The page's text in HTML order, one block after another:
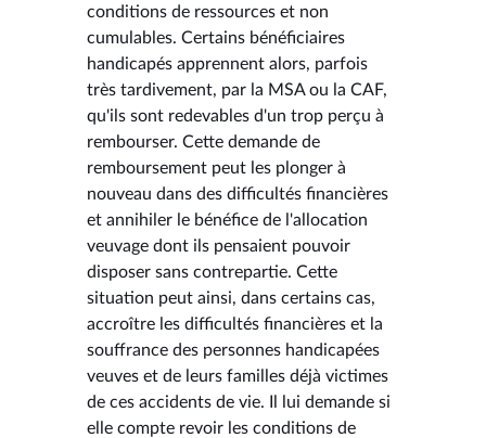
conditions de ressources et non
cumulables. Certains bénéficiaires
handicapés apprennent alors, parfois
très tardivement, par la MSA ou la CAF,
qu'ils sont redevables d'un trop perçu à
rembourser. Cette demande de
remboursement peut les plonger à
nouveau dans des difficultés financières
et annihiler le bénéfice de l'allocation
veuvage dont ils pensaient pouvoir
disposer sans contrepartie. Cette
situation peut ainsi, dans certains cas,
accroître les difficultés financières et la
souffrance des personnes handicapées
veuves et de leurs familles déjà victimes
de ces accidents de vie. Il lui demande si
elle compte revoir les conditions de